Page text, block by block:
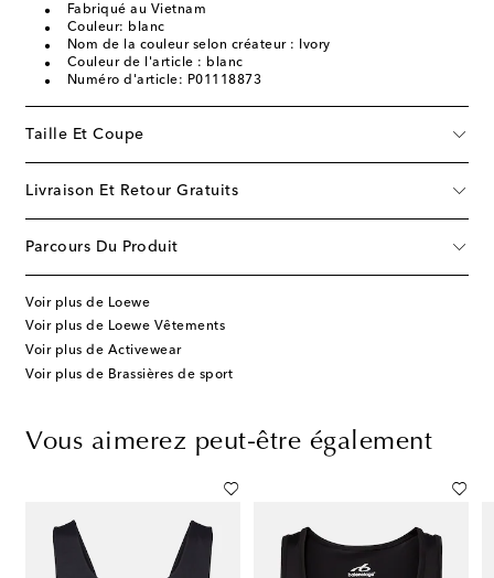
Fabriqué au Vietnam
Couleur: blanc
Nom de la couleur selon créateur : Ivory
Couleur de l'article : blanc
Numéro d'article: P01118873
Taille Et Coupe
Livraison Et Retour Gratuits
Parcours Du Produit
Voir plus de Loewe
Voir plus de Loewe Vêtements
Voir plus de Activewear
Voir plus de Brassières de sport
Vous aimerez peut-être également